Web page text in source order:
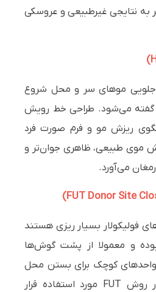
به نتایجی غیرطبیعی و عروسکی
موهای سر و محل شروع
گفته می‌شود. طراحی خط رویش
ریزش مو و فرم صورت فرد
موی طبیعی، ظاهری جوان‌تر و
می‌آورد.
فولیکولار بسیار ریزی هستند
و معمولا از پشت گوش‌ها
کوچک برای بستن محل
برداشت نوار پوستی در روش FUT مورد استفاده قرار